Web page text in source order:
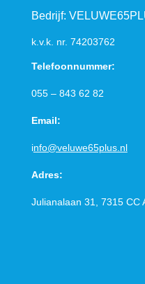
Bedrijf:
k.v.k. nr. 74203762
Telefoonnummer:
055 – 843 62 82
Email:
info@veluwe65plus.nl
Adres:
Julianalaan 31, 7315 CC